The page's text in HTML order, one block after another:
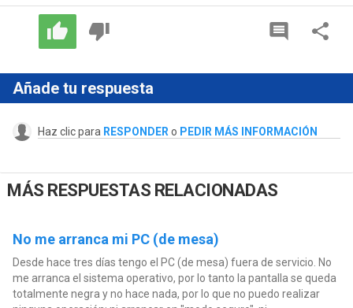
Añade tu respuesta
Haz clic para RESPONDER o PEDIR MÁS INFORMACIÓN
MÁS RESPUESTAS RELACIONADAS
No me arranca mi PC (de mesa)
Desde hace tres días tengo el PC (de mesa) fuera de servicio. No
me arranca el sistema operativo, por lo tanto la pantalla se queda
totalmente negra y no hace nada, por lo que no puedo realizar